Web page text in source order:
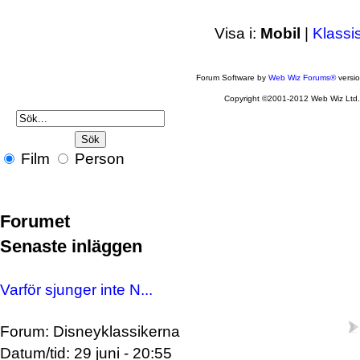
Visa i: Mobil |
Forum Software byWeb Wiz Forums®
Copyright ©2001-2012 Web Wiz Ltd.
Film Person
Forumet
Senaste inläggen
Varför sjunger inte N...
Forum: Disneyklassikerna
Datum/tid: 29 juni - 20:55